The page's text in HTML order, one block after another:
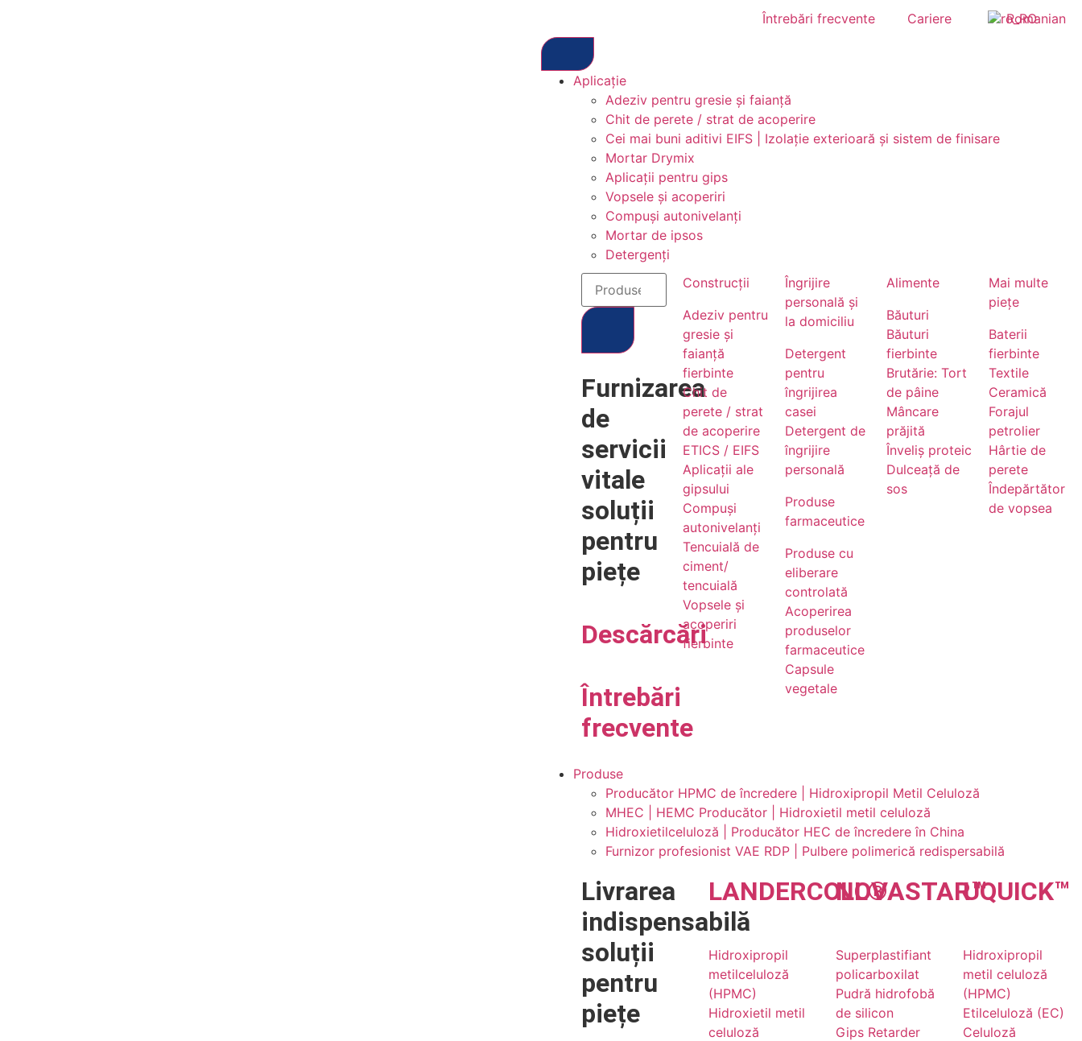
Întrebări frecvente Cariere Romanian
Aplicație
Adeziv pentru gresie și faianță
Chit de perete / strat de acoperire
Cei mai buni aditivi EIFS | Izolație exterioară și sistem de finisare
Mortar Drymix
Aplicații pentru gips
Vopsele și acoperiri
Compuși autonivelanți
Mortar de ipsos
Detergenți
Furnizarea
de
servicii
vitale
soluții
pentru
piețe
Descărcări
Întrebări
frecvente
Construcții
Adeziv pentru
gresie și
faianță
fierbinte
Chit de
perete / strat
de acoperire
ETICS / EIFS
Aplicații ale
gipsului
Compuși
autonivelanți
Tencuială de
ciment/
tencuială
Vopsele și
acoperiri
fierbinte
Îngrijire
personală și
la domiciliu
Detergent
pentru
îngrijirea
casei
Detergent de
îngrijire
personală
Produse
farmaceutice
Produse cu
eliberare
controlată
Acoperirea
produselor
farmaceutice
Capsule
vegetale
Alimente
Băuturi
Băuturi
fierbinte
Brutărie: Tort
de pâine
Mâncare
prăjită
Înveliș proteic
Dulceață de
sos
Mai multe
piețe
Baterii
fierbinte
Textile
Ceramică
Forajul
petrolier
Hârtie de
perete
Îndepărtător
de vopsea
Produse
Producător HPMC de încredere | Hidroxipropil Metil Celuloză
MHEC | HEMC Producător | Hidroxietil metil celuloză
Hidroxietilceluloză | Producător HEC de încredere în China
Furnizor profesionist VAE RDP | Pulbere polimerică redispersabilă
Livrarea
indispensabilă
soluții
pentru
piețe
LANDERCOLL®
Hidroxipropil
metilceluloză
(HPMC)
Hidroxietil metil
celuloză
NOVASTAR™
Superplastifiant
policarboxilat
Pudră hidrofobă
de silicon
Gips Retarder
UQUICK™
Hidroxipropil
metil celuloză
(HPMC)
Etilceluloză (EC)
Celuloză